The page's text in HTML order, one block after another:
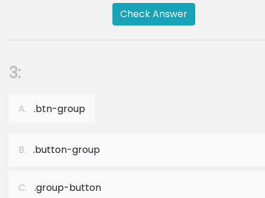
Check Answer
3:
A. .btn-group
B. .button-group
C. .group-button